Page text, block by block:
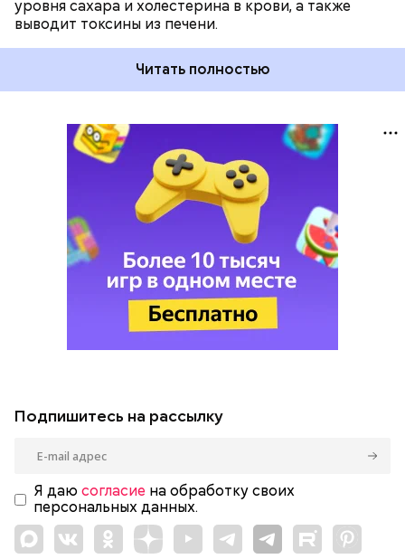
уровня сахара и холестерина в крови, а также
выводит токсины из печени.
Читать полностью
Подпишитесь на рассылку
Я даю согласие на обработку своих
персональных данных.